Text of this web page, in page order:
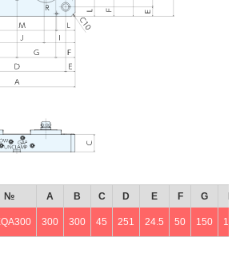
№ A B C D E F G
300 300 45 251 24.5 50 150 100